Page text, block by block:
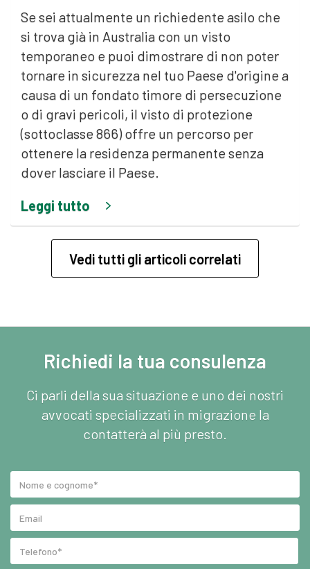
Se sei attualmente un richiedente asilo che
si trova già in Australia con un visto
temporaneo e puoi dimostrare di non poter
tornare in sicurezza nel tuo Paese d'origine a
causa di un fondato timore di persecuzione
o di gravi pericoli, il visto di protezione
(sottoclasse 866) offre un percorso per
ottenere la residenza permanente senza
dover lasciare il Paese.
Leggi tutto
Vedi tutti gli articoli correlati
Richiedi la tua consulenza
Ci parli della sua situazione e uno dei nostri
avvocati specializzati in migrazione la
contatterà al più presto.